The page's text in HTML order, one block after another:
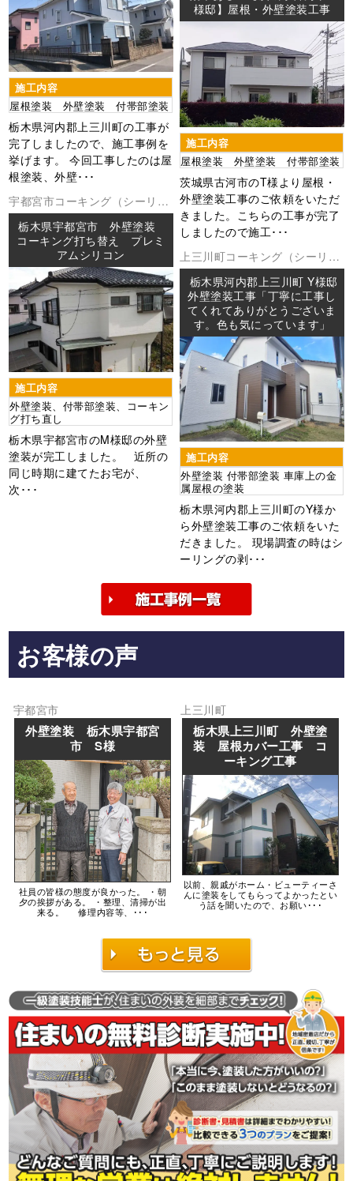
施工内容
屋根塗装 外壁塗装 付帯部塗装
栃木県河内郡上三川町の工事が
完了しましたので、施工事例を
挙げます。 今回工事したのは屋
根塗装、外壁･･･
様邸】屋根・外壁塗装工事
施工内容
屋根塗装 外壁塗装 付帯部塗装
茨城県古河市のT様より屋根・
外壁塗装工事のご依頼をいただ
きました。こちらの工事が完了
しましたので施工･･･
宇都宮市コーキング（シーリン
グ外壁塗装防水工事
栃木県宇都宮市 外壁塗装
コーキング打ち替え プレミ
アムシリコン
施工内容
外壁塗装、付帯部塗装、コーキン
グ打ち直し
栃木県宇都宮市のM様邸の外壁
塗装が完工しました。 近所の
同じ時期に建てたお宅が、
次･･･
上三川町コーキング（シーリン
グ外壁塗装屋根塗装防水工事
栃木県河内郡上三川町 Y様邸
外壁塗装工事「丁寧に工事し
てくれてありがとうございま
す。色も気にっています」
施工内容
外壁塗装 付帯部塗装 車庫上の金
属屋根の塗装
栃木県河内郡上三川町のY様か
ら外壁塗装工事のご依頼をいた
だきました。 現場調査の時はシ
ーリングの剥･･･
お客様の声
宇都宮市
外壁塗装 栃木県宇都宮
市 S様
社員の皆様の態度が良かった。 ・朝
夕の挨拶がある。 ・整理、清掃が出
来る。 修理内容等、･･･
上三川町
栃木県上三川町 外壁塗
装 屋根カバー工事 コ
ーキング工事
以前、親戚がホーム・ビューティーさ
んに塗装をしてもらってよかったとい
う話を聞いたので、お願い･･･